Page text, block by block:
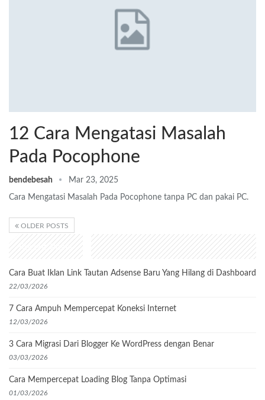
12 Cara Mengatasi Masalah
Pada Pocophone
bendebesah Mar 23, 2025
Cara Mengatasi Masalah Pada Pocophone tanpa PC dan pakai PC.
OLDER POSTS
Recent Posts
Cara Buat Iklan Link Tautan Adsense Baru Yang Hilang di Dashboard
22/03/2026
7 Cara Ampuh Mempercepat Koneksi Internet
12/03/2026
3 Cara Migrasi Dari Blogger Ke WordPress dengan Benar
03/03/2026
Cara Mempercepat Loading Blog Tanpa Optimasi
01/03/2026